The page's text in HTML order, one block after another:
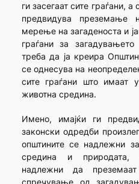
ги засегаат сите граѓани,
предвидува преземање
мерење на загаденоста и
граѓани за
треба да ја креира
се однесува на
сите граѓани што имаат
животна средина.
Имено, имајќи ги
законски одредби
општините се надлежни
средина и природата,
надлежни да